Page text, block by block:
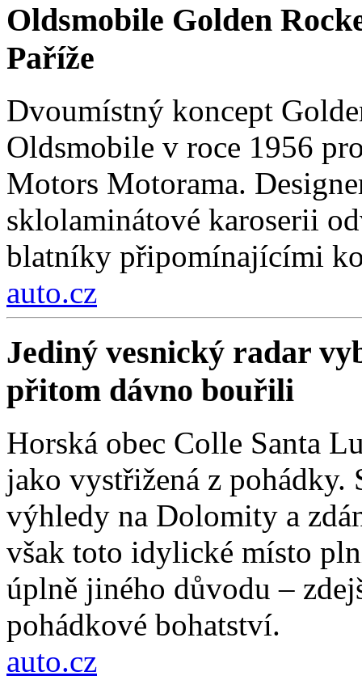
Oldsmobile Golden
Paříže
Dvoumístný koncept
Oldsmobile v roce 1956
Motors Motorama.
sklolaminátové karoserii
blatníky připomínajícími
auto.cz
Jediný vesnický radar
přitom dávno bouřili
Horská obec Colle Santa
jako vystřižená z pohádky.
výhledy na Dolomity a
však toto idylické místo
úplně jiného důvodu –
pohádkové bohatství.
auto.cz